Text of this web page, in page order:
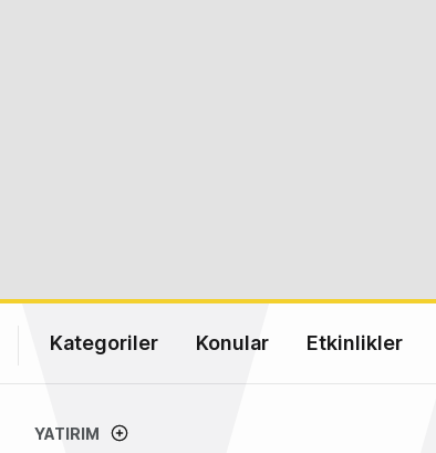
Kategoriler Konular Etkinlikler
YATIRIM